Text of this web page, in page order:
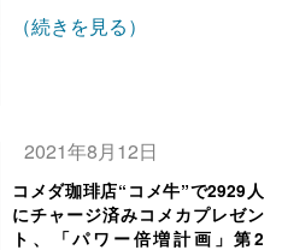
（続きを見る）
2021年8月12日
コメダ珈琲店“コメ牛”で2929人
にチャージ済みコメカプレゼン
ト、「パワー倍増計画」第2